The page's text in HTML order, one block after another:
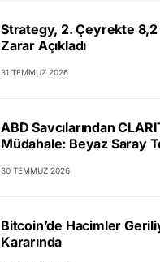
Strategy, 2. Çeyrekte
Zarar Açıkladı
31 TEMMUZ 2026
ABD Savcılarından
Müdahale: Beyaz Saray
30 TEMMUZ 2026
Bitcoin’de Hacimler
Kararında